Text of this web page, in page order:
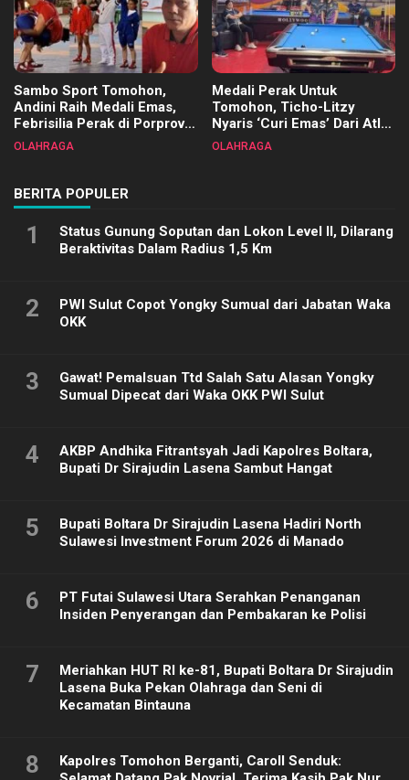
Sambo Sport Tomohon,
Andini Raih Medali Emas,
Febrisilia Perak di Porprov
Sulut 2025
OLAHRAGA
Medali Perak Untuk
Tomohon, Ticho-Litzy
Nyaris ‘Curi Emas’ Dari Atlet
Biliar PON di Porprov Sulut
OLAHRAGA
BERITA POPULER
1
Status Gunung Soputan dan Lokon Level II, Dilarang
Beraktivitas Dalam Radius 1,5 Km
2
PWI Sulut Copot Yongky Sumual dari Jabatan Waka
OKK
3
Gawat! Pemalsuan Ttd Salah Satu Alasan Yongky
Sumual Dipecat dari Waka OKK PWI Sulut
4
AKBP Andhika Fitrantsyah Jadi Kapolres Boltara,
Bupati Dr Sirajudin Lasena Sambut Hangat
5
Bupati Boltara Dr Sirajudin Lasena Hadiri North
Sulawesi Investment Forum 2026 di Manado
6
PT Futai Sulawesi Utara Serahkan Penanganan
Insiden Penyerangan dan Pembakaran ke Polisi
7
Meriahkan HUT RI ke-81, Bupati Boltara Dr Sirajudin
Lasena Buka Pekan Olahraga dan Seni di
Kecamatan Bintauna
8
Kapolres Tomohon Berganti, Caroll Senduk: